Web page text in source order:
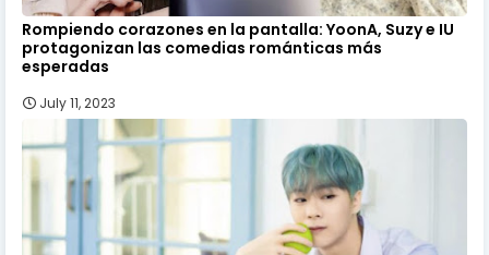
Rompiendo corazones en la pantalla: YoonA, Suzy e IU
protagonizan las comedias románticas más
esperadas
July 11, 2023